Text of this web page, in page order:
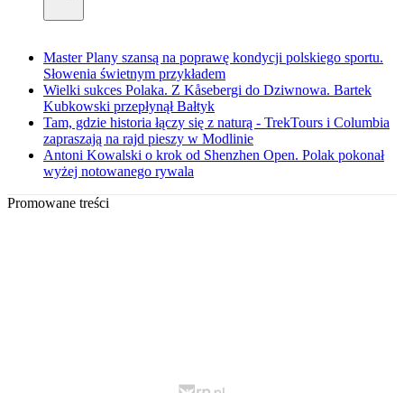
Master Plany szansą na poprawę kondycji polskiego sportu.
Słowenia świetnym przykładem
Wielki sukces Polaka. Z Kåsebergi do Dziwnowa. Bartek
Kubkowski przepłynął Bałtyk
Tam, gdzie historia łączy się z naturą - TrekTours i Columbia
zapraszają na rajd pieszy w Modlinie
Antoni Kowalski o krok od Shenzhen Open. Polak pokonał
wyżej notowanego rywala
Promowane treści